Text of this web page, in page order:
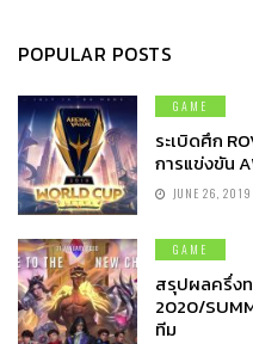
POPULAR POSTS
GAME
ระเบิดศึก
การแข่งขัน
JUNE 26, 2019
GAME
สรุปผลครึ่งท
2020/
ทีม